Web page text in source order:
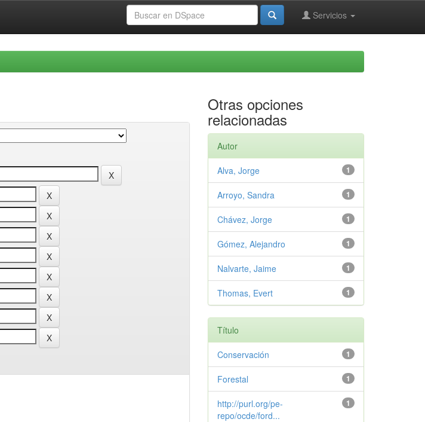
Servicios
Otras opciones
relacionadas
Autor
1
Alva, Jorge
1
Arroyo, Sandra
1
Chávez, Jorge
1
Gómez, Alejandro
1
Nalvarte, Jaime
1
Thomas, Evert
Título
1
Conservación
1
Forestal
1
http://purl.org/pe-
repo/ocde/ford...